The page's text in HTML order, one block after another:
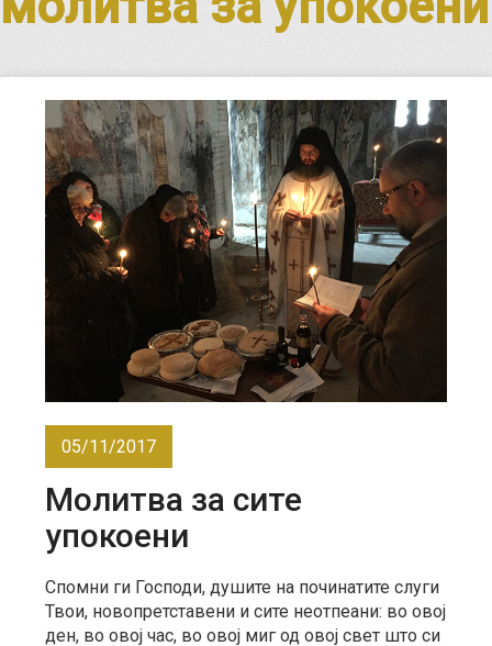
05/11/2017
Молитва за сите
упокоени
Спомни ги Господи, душите на починатите слуги
Твои, новопретставени и сите неотпеани: во овој
ден, во овој час, во овој миг од овој свет што си